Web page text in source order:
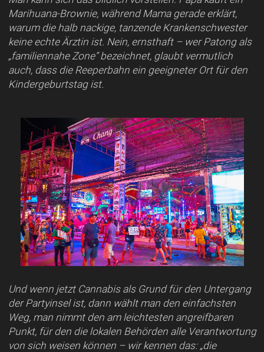
Marihuana-Brownie, während Mama gerade erklärt,
warum die halb nackige, tanzende Krankenschwester
keine echte Ärztin ist. Nein, ernsthaft – wer Patong als
„familiennahe Zone“ bezeichnet, glaubt vermutlich
auch, dass die Reeperbahn ein geeigneter Ort für den
Kindergeburtstag ist.
Und wenn jetzt Cannabis als Grund für den Untergang
der Partyinsel ist, dann wählt man den einfachsten
Weg, man nimmt den am leichtesten angreifbaren
Punkt, für den die lokalen Behörden alle Verantwortung
von sich weisen können – wir kennen das: „die